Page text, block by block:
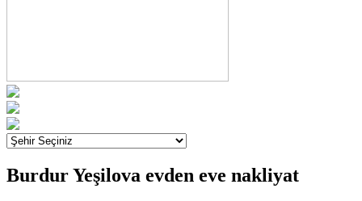
Burdur Yeşilova evden eve nakliyat